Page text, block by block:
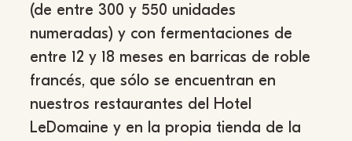
(de entre 300 y 550 unidades
numeradas) y con fermentaciones de
entre 12 y 18 meses en barricas de roble
francés, que sólo se encuentran en
nuestros restaurantes del Hotel
LeDomaine y en la propia tienda de la